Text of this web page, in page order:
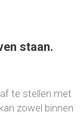
staan.
te stellen met
zowel binnen